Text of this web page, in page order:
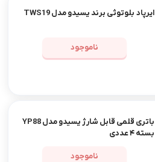
ایرپاد بلوتوثی برند یسیدو مدل TWS19
ناموجود
باتری قلمی قابل شارژ یسیدو مدل YP88
بسته ۴ عددی
ناموجود